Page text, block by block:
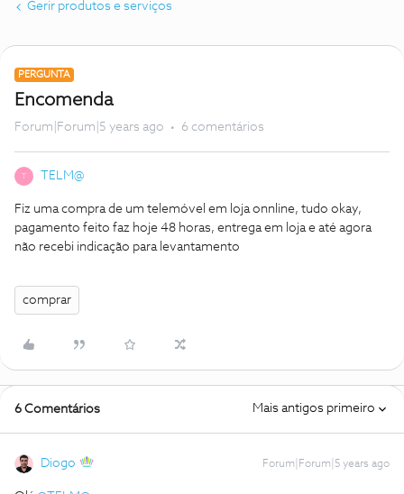
Gerir produtos e serviços
PERGUNTA
Encomenda
Forum|Forum|5 years ago 6 comentários
T TELM@
Fiz uma compra de um telemóvel em loja onnline, tudo okay,
pagamento feito faz hoje 48 horas, entrega em loja e até agora
não recebi indicação para levantamento
comprar
6 Comentários Mais antigos primeiro
Diogo Forum|Forum|5 years ago